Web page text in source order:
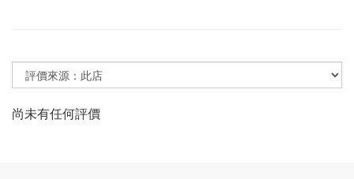
尚未有任何評價